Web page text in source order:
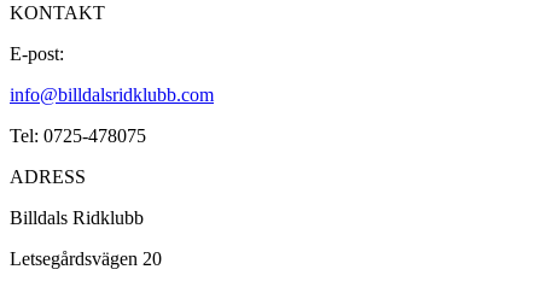
KONTAKT
E-post:
info@billdalsridklubb.com
Tel: 0725-478075
ADRESS
Billdals Ridklubb
Letsegårdsvägen 20